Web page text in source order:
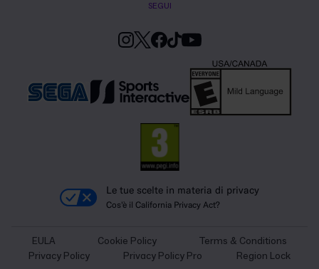
SEGUI
Le tue scelte in materia di privacy
Cos'è il California Privacy Act?
EULA Cookie Policy
Terms & Conditions
Privacy Policy
Privacy Policy Pro Region Lock